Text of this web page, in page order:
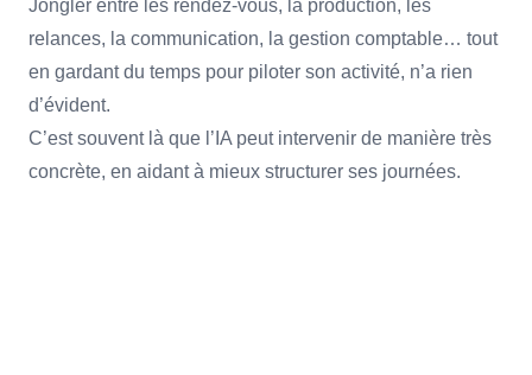
Jongler entre les rendez-vous, la production, les
relances, la communication, la gestion comptable… tout
en gardant du temps pour piloter son activité, n’a rien
d’évident.
C’est souvent là que l’IA peut intervenir de manière très
concrète, en aidant à mieux structurer ses journées.